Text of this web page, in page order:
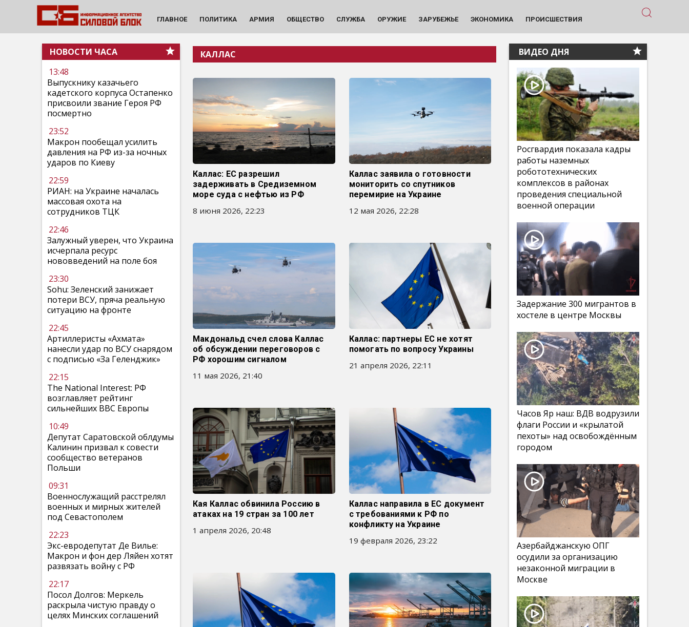
ГЛАВНОЕ ПОЛИТИКА АРМИЯ ОБЩЕСТВО СЛУЖБА ОРУЖИЕ ЗАРУБЕЖЬЕ ЭКОНОМИКА ПРОИСШЕСТВИЯ
НОВОСТИ ЧАСА
13:48
Выпускнику казачьего
кадетского корпуса Остапенко
присвоили звание Героя РФ
посмертно
23:52
Макрон пообещал усилить
давления на РФ из-за ночных
ударов по Киеву
22:59
РИАН: на Украине началась
массовая охота на
сотрудников ТЦК
22:46
Залужный уверен, что Украина
исчерпала ресурс
нововведений на поле боя
23:30
Sohu: Зеленский занижает
потери ВСУ, пряча реальную
ситуацию на фронте
22:45
Артиллеристы «Ахмата»
нанесли удар по ВСУ снарядом
с подписью «За Геленджик»
22:15
The National Interest: РФ
возглавляет рейтинг
сильнейших ВВС Европы
10:49
Депутат Саратовской облдумы
Калинин призвал к совести
сообщество ветеранов
Польши
09:31
Военнослужащий расстрелял
военных и мирных жителей
под Севастополем
22:23
Экс-евродепутат Де Вилье:
Макрон и фон дер Ляйен хотят
развязать войну с РФ
22:17
Посол Долгов: Меркель
раскрыла чистую правду о
целях Минских соглашений
КАЛЛАС
Каллас: ЕС разрешил
задерживать в Средиземном
море суда с нефтью из РФ
8 июня 2026, 22:23
Каллас заявила о готовности
мониторить со спутников
перемирие на Украине
12 мая 2026, 22:28
Макдональд счел слова Каллас
об обсуждении переговоров с
РФ хорошим сигналом
11 мая 2026, 21:40
Каллас: партнеры ЕС не хотят
помогать по вопросу Украины
21 апреля 2026, 22:11
Кая Каллас обвинила Россию в
атаках на 19 стран за 100 лет
1 апреля 2026, 20:48
Каллас направила в ЕС документ
с требованиями к РФ по
конфликту на Украине
19 февраля 2026, 23:22
ВИДЕО ДНЯ
Росгвардия показала кадры
работы наземных
робототехнических
комплексов в районах
проведения специальной
военной операции
Задержание 300 мигрантов в
хостеле в центре Москвы
Часов Яр наш: ВДВ водрузили
флаги России и «крылатой
пехоты» над освобождённым
городом
Азербайджанскую ОПГ
осудили за организацию
незаконной миграции в
Москве